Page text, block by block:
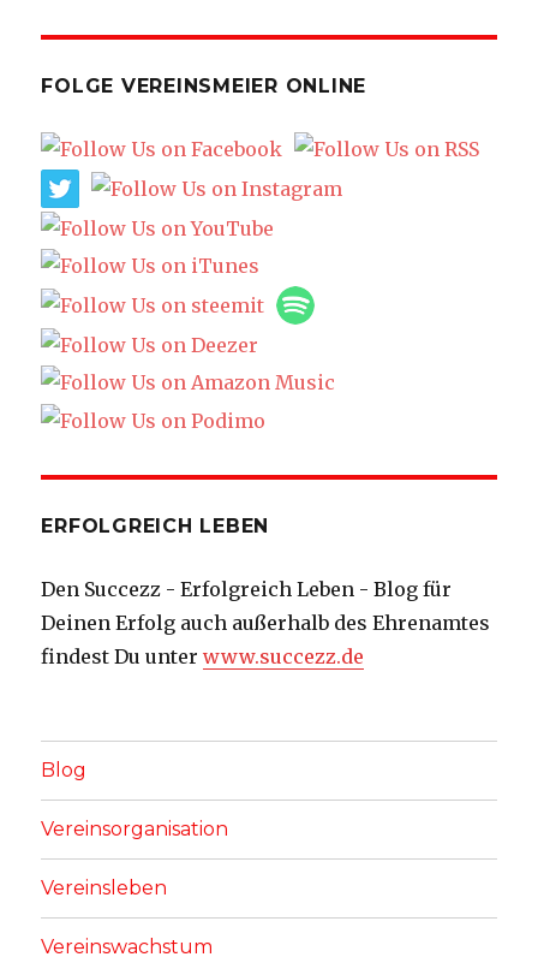
FOLGE VEREINSMEIER ONLINE
ERFOLGREICH LEBEN
Den Succezz - Erfolgreich Leben - Blog für
Deinen Erfolg auch außerhalb des Ehrenamtes
findest Du unterwww.succezz.de
Blog
Vereinsorganisation
Vereinsleben
Vereinswachstum